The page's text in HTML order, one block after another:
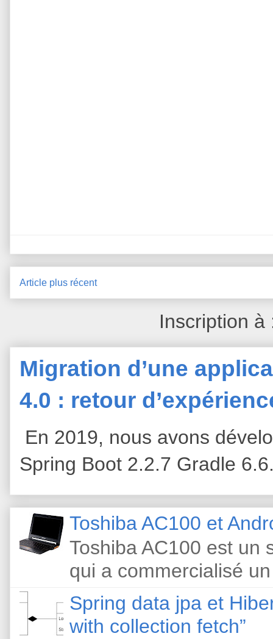
Article plus récent
Inscription
Migration d’une
4.0 : retour
En 2019, nous avons
Spring Boot 2.2.7 Gradle
Toshiba AC100 et
Toshiba AC100 est un
qui a commercialisé
Spring data jpa et
with collection fetch”